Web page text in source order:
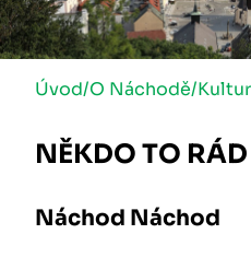
Úvod/O Náchodě/
NĚKDO TO
Náchod Náchod